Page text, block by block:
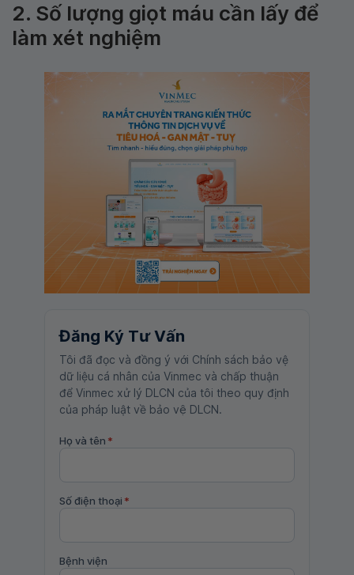
2. Số lượng giọt máu cần lấy để
làm xét nghiệm
Đăng Ký Tư Vấn
Tôi đã đọc và đồng ý với Chính sách bảo vệ
dữ liệu cá nhân của Vinmec và chấp thuận
để Vinmec xử lý DLCN của tôi theo quy định
của pháp luật về bảo vệ DLCN.
Họ và tên *
Số điện thoại *
Bệnh viện